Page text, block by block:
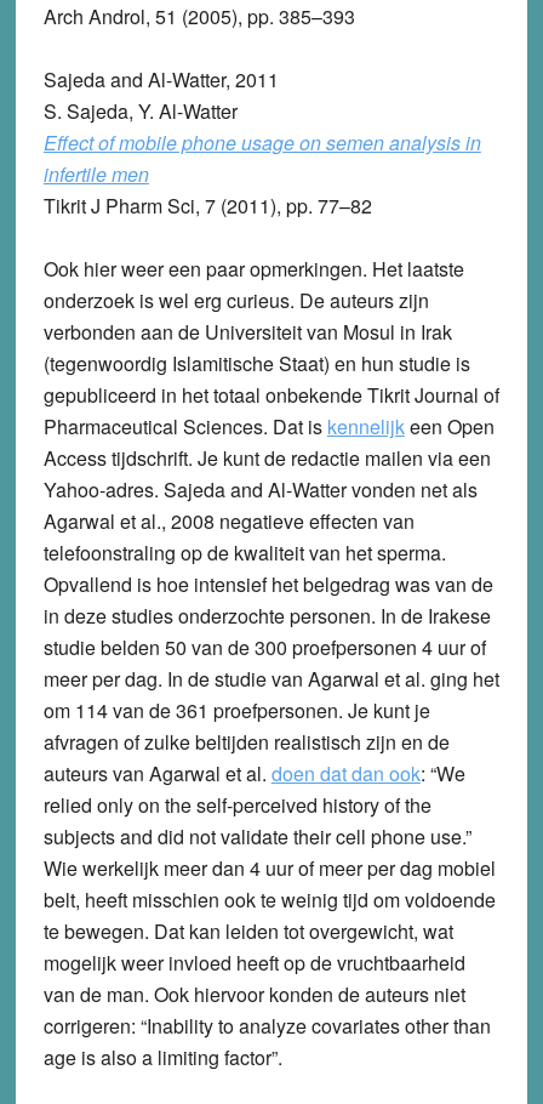
Arch Androl, 51 (2005), pp. 385–393
Sajeda and Al-Watter, 2011
S. Sajeda, Y. Al-Watter
Effect of mobile phone usage on semen analysis in
infertile men
Tikrit J Pharm Sci, 7 (2011), pp. 77–82
Ook hier weer een paar opmerkingen. Het laatste
onderzoek is wel erg curieus. De auteurs zijn
verbonden aan de Universiteit van Mosul in Irak
(tegenwoordig Islamitische Staat) en hun studie is
gepubliceerd in het totaal onbekende Tikrit Journal of
Pharmaceutical Sciences. Dat is kennelijkeen Open
Access tijdschrift. Je kunt de redactie mailen via een
Yahoo-adres. Sajeda and Al-Watter vonden net als
Agarwal et al., 2008 negatieve effecten van
telefoonstraling op de kwaliteit van het sperma.
Opvallend is hoe intensief het belgedrag was van de
in deze studies onderzochte personen. In de Irakese
studie belden 50 van de 300 proefpersonen 4 uur of
meer per dag. In de studie van Agarwal et al. ging het
om 114 van de 361 proefpersonen. Je kunt je
afvragen of zulke beltijden realistisch zijn en de
auteurs van Agarwal et al. doen dat dan ook: “We
relied only on the self-perceived history of the
subjects and did not validate their cell phone use.”
Wie werkelijk meer dan 4 uur of meer per dag mobiel
belt, heeft misschien ook te weinig tijd om voldoende
te bewegen. Dat kan leiden tot overgewicht, wat
mogelijk weer invloed heeft op de vruchtbaarheid
van de man. Ook hiervoor konden de auteurs niet
corrigeren: “Inability to analyze covariates other than
age is also a limiting factor”.